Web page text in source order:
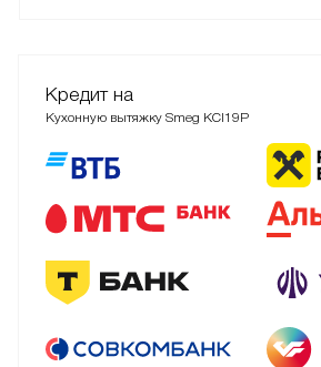
Кредит на
Кухонную вытяжку Smeg KCI19P